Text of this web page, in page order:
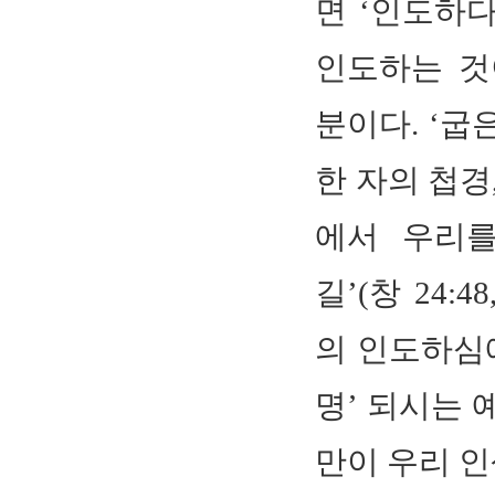
면 ‘인도하
인도하는
분이다. ‘굽
한 자의 첩
에서 우리
길’(창
의 인도하
명’ 되시는
만이 우리